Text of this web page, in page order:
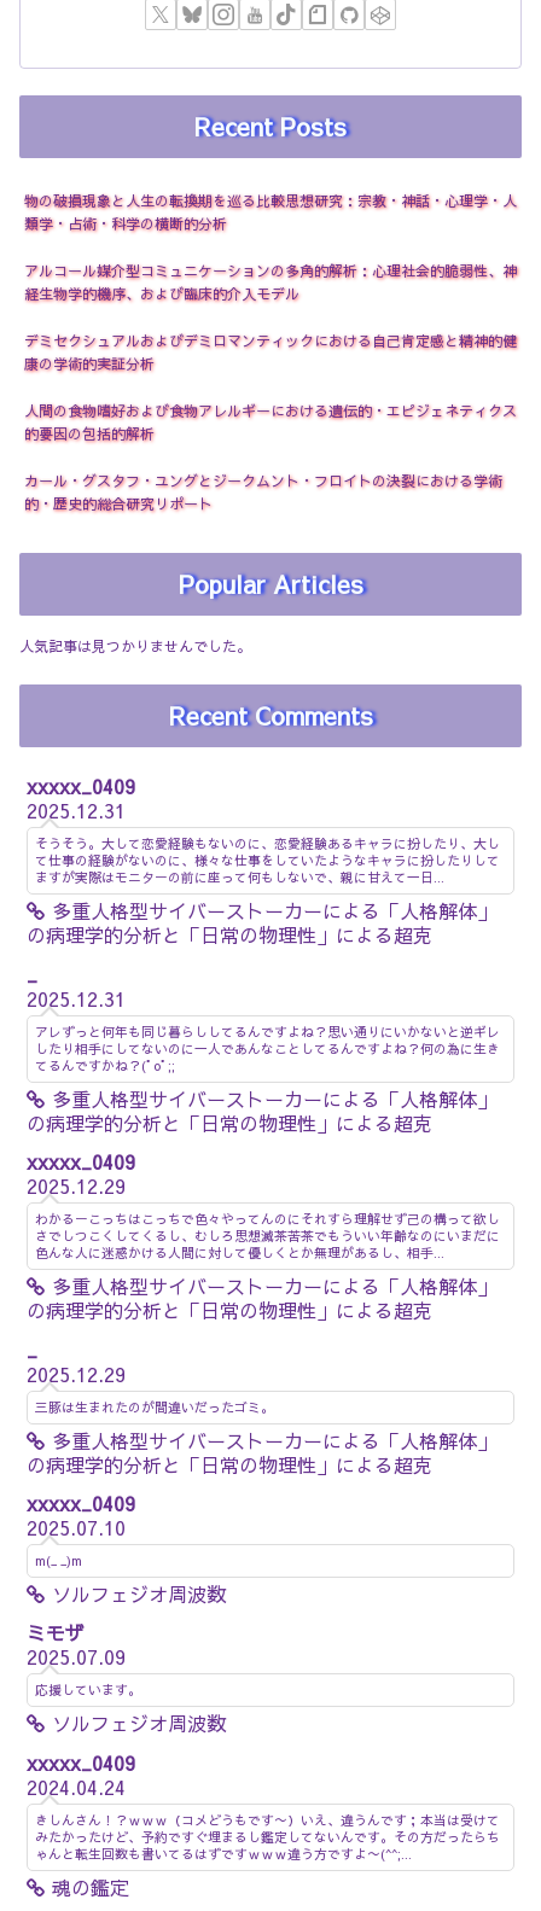
Recent Posts
物の破損現象と人生の転換期を巡る比較思想研究：宗教・神話・心理学・人
類学・占術・科学の横断的分析
アルコール媒介型コミュニケーションの多角的解析：心理社会的脆弱性、神
経生物学的機序、および臨床的介入モデル
デミセクシュアルおよびデミロマンティックにおける自己肯定感と精神的健
康の学術的実証分析
人間の食物嗜好および食物アレルギーにおける遺伝的・エピジェネティクス
的要因の包括的解析
カール・グスタフ・ユングとジークムント・フロイトの決裂における学術
的・歴史的総合研究リポート
Popular Articles
人気記事は見つかりませんでした。
Recent Comments
xxxxx_0409
2025.12.31
そうそう。大して恋愛経験もないのに、恋愛経験あるキャラに扮したり、大し
て仕事の経験がないのに、様々な仕事をしていたようなキャラに扮したりして
ますが実際はモニターの前に座って何もしないで、親に甘えて一日...
多重人格型サイバーストーカーによる「人格解体」
の病理学的分析と「日常の物理性」による超克
_
2025.12.31
アレずっと何年も同じ暮らししてるんですよね？思い通りにいかないと逆ギレ
したり相手にしてないのに一人であんなことしてるんですよね？何の為に生き
てるんですかね？(ﾟoﾟ;;
多重人格型サイバーストーカーによる「人格解体」
の病理学的分析と「日常の物理性」による超克
xxxxx_0409
2025.12.29
わかるーこっちはこっちで色々やってんのにそれすら理解せず己の構って欲し
さでしつこくしてくるし、むしろ思想滅茶苦茶でもういい年齢なのにいまだに
色んな人に迷惑かける人間に対して優しくとか無理があるし、相手...
多重人格型サイバーストーカーによる「人格解体」
の病理学的分析と「日常の物理性」による超克
_
2025.12.29
三豚は生まれたのが間違いだったゴミ。
多重人格型サイバーストーカーによる「人格解体」
の病理学的分析と「日常の物理性」による超克
xxxxx_0409
2025.07.10
m(_ _)m
ソルフェジオ周波数
ミモザ
2025.07.09
応援しています。
ソルフェジオ周波数
xxxxx_0409
2024.04.24
きしんさん！？ｗｗｗ（コメどうもです〜）いえ、違うんです；本当は受けて
みたかったけど、予約ですぐ埋まるし鑑定してないんです。その方だったらち
ゃんと転生回数も書いてるはずですｗｗｗ違う方ですよ〜(^^;...
魂の鑑定